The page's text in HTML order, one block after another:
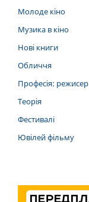
Молоде кіно
Музика в кіно
Нові книги
Обличчя
Професія: режисер
Теорія
Фестивалі
Ювілей фільму